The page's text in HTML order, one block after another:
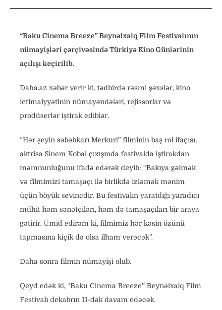
“Baku Cinema Breeze” Beynəlxalq Film Festivalının
nümayişləri çərçivəsində Türkiyə Kino Günlərinin
açılışı keçirilib.
Daha.az xəbər verir ki, tədbirdə rəsmi şəxslər, kino
ictimaiyyətinin nümayəndələri, rejissorlar və
prodüserlər iştirak ediblər.
“Hər şeyin səbəbkarı Merkuri” filminin baş rol ifaçısı,
aktrisa Sinem Kobal çıxışında festivalda iştirakdan
məmnunluğunu ifadə edərək deyib: “Bakıya gəlmək
və filmimizi tamaşaçı ilə birlikdə izləmək mənim
üçün böyük sevincdir. Bu festivalın yaratdığı yaradıcı
mühit həm sənətçiləri, həm də tamaşaçıları bir araya
gətirir. Ümid edirəm ki, filmimiz hər kəsin özünü
tapmasına kiçik də olsa ilham verəcək”.
Daha sonra filmin nümayişi olub.
Qeyd edək ki, “Baku Cinema Breeze” Beynəlxalq Film
Festivalı dekabrın 11-dək davam edəcək.